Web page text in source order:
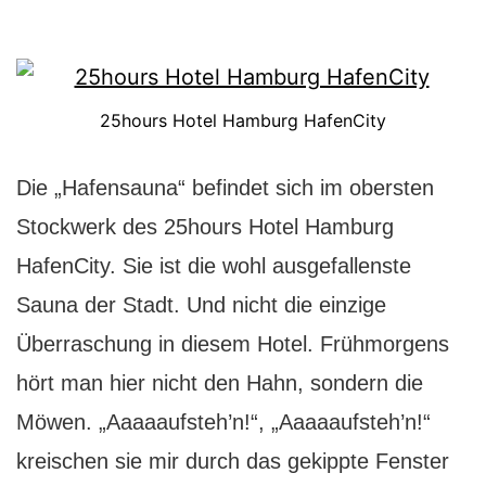
25hours Hotel Hamburg HafenCity
Die „Hafensauna“ befindet sich im obersten
Stockwerk des 25hours Hotel Hamburg
HafenCity. Sie ist die wohl ausgefallenste
Sauna der Stadt. Und nicht die einzige
Überraschung in diesem Hotel. Frühmorgens
hört man hier nicht den Hahn, sondern die
Möwen. „Aaaaaufsteh’n!“, „Aaaaaufsteh’n!“
kreischen sie mir durch das gekippte Fenster